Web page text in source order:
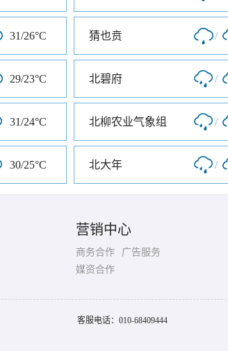
31/26°C 猜也贲 /
29/23°C 北碧府 /
31/24°C 北柳农业气象组 /
30/25°C 北大年 /
营销中心
商务合作
广告服务
媒资合作
客服电话： 010-68409444